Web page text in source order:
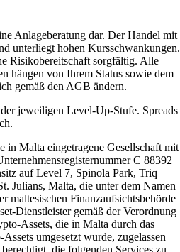
Anlageberatung dar. Der Handel mit
unterliegt hohen Kursschwankungen.
Risikobereitschaft sorgfältig. Alle
hängen von Ihrem Status sowie dem
gemäß den AGB ändern.
jeweiligen Level-Up-Stufe. Spreads
Malta eingetragene Gesellschaft mit
C 88392
auf Level 7, Spinola Park, Triq
Julians, Malta, die unter dem Namen
maltesischen Finanzaufsichtsbehörde
Dienstleister gemäß der Verordnung
Assets, die in Malta durch das
umgesetzt wurde, zugelassen